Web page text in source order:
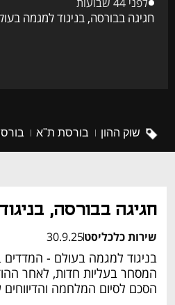
חגיגה בבורסה, בניגוד למגמה
דיווח שוטף
שוק ההון בורסת ת"א
חגיגה בבורסה,
שירות כלכליסט30.9.25
הסכם לסיום המלחמה